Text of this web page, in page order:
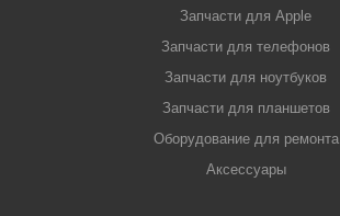
Запчасти для Apple
Запчасти для телефонов
Запчасти для ноутбуков
Запчасти для планшетов
Оборудование для ремонта
Аксессуары